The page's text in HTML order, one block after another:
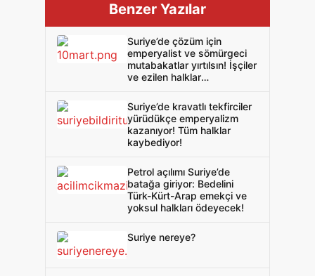
Benzer Yazılar
Suriye’de çözüm için
emperyalist ve sömürgeci
mutabakatlar yırtılsın! İşçiler
ve ezilen halklar
sömürgeciliğe karşı
birleşsin!
Suriye’de kravatlı tekfirciler
yürüdükçe emperyalizm
kazanıyor! Tüm halklar
kaybediyor!
Petrol açılımı Suriye’de
batağa giriyor: Bedelini
Türk-Kürt-Arap emekçi ve
yoksul halkları ödeyecek!
Suriye nereye?